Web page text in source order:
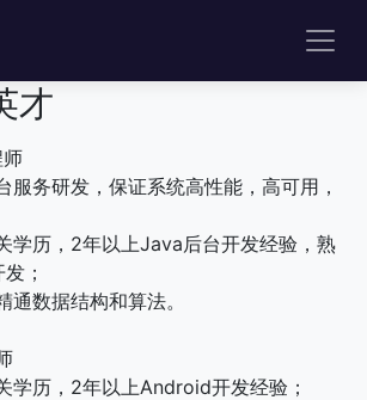
才
服务研发，保证系统高性能，高可用，
学历，2年以上Java后台开发经验，熟
；
通数据结构和算法。
学历，2年以上Android开发经验；